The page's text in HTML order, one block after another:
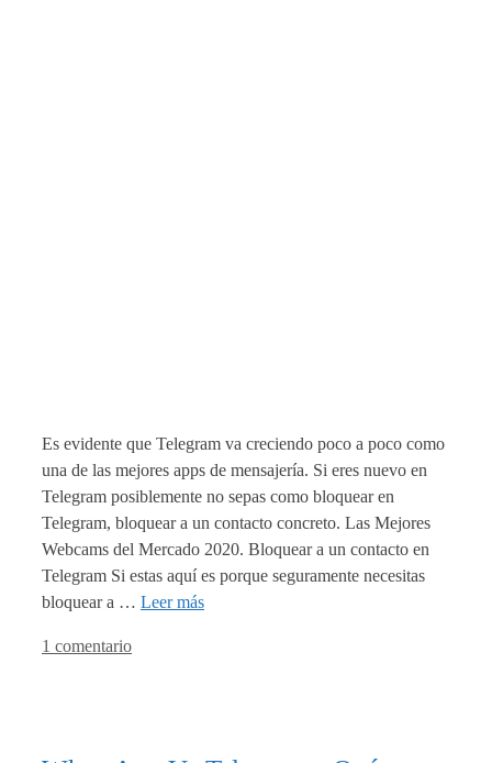
Es evidente que Telegram va creciendo poco a poco como
una de las mejores apps de mensajería. Si eres nuevo en
Telegram posiblemente no sepas como bloquear en
Telegram, bloquear a un contacto concreto. Las Mejores
Webcams del Mercado 2020. Bloquear a un contacto en
Telegram Si estas aquí es porque seguramente necesitas
bloquear a … Leer más
1 comentario